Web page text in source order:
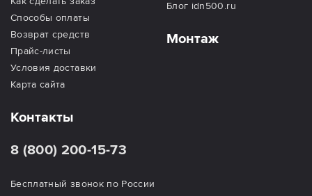
Способы оплаты
Возврат средств
Прайс-листы
Условия доставки
Карта сайта
Блог idn500.ru
Монтаж
Контакты
8 (800) 200-15-73
Бесплатный звонок по России